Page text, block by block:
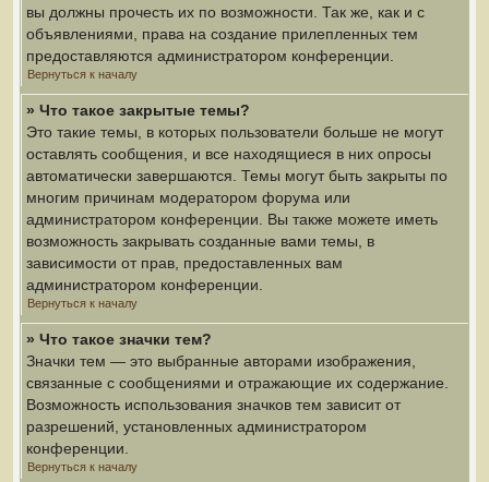
вы должны прочесть их по возможности. Так же, как и с
объявлениями, права на создание прилепленных тем
предоставляются администратором конференции.
Вернуться к началу
» Что такое закрытые темы?
Это такие темы, в которых пользователи больше не могут
оставлять сообщения, и все находящиеся в них опросы
автоматически завершаются. Темы могут быть закрыты по
многим причинам модератором форума или
администратором конференции. Вы также можете иметь
возможность закрывать созданные вами темы, в
зависимости от прав, предоставленных вам
администратором конференции.
Вернуться к началу
» Что такое значки тем?
Значки тем — это выбранные авторами изображения,
связанные с сообщениями и отражающие их содержание.
Возможность использования значков тем зависит от
разрешений, установленных администратором
конференции.
Вернуться к началу